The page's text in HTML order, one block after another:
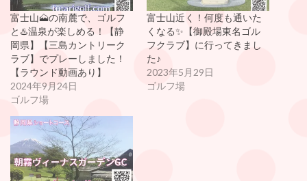
富士山🗻の南麓で、ゴルフ
と♨️温泉が楽しめる！【静
岡県】【三島カントリーク
ラブ】でプレーしました！
【ラウンド動画あり】
2024年9月24日
ゴルフ場
富士山近く！何度も通いた
くなる✨【御殿場東名ゴル
フクラブ】に行ってきまし
た♪
2023年5月29日
ゴルフ場